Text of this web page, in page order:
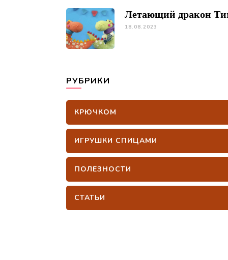
Летающий дракон
18.08.2023
РУБРИКИ
КРЮЧКОМ
ИГРУШКИ СПИЦАМИ
ПОЛЕЗНОСТИ
СТАТЬИ